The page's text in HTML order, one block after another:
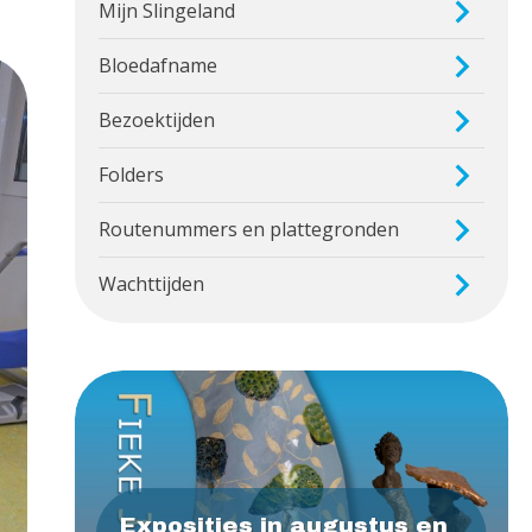
Mijn Slingeland
Bloedafname
Bezoektijden
Folders
Routenummers en plattegronden
Wachttijden
Exposities in augustus en